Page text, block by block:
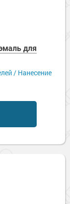
для
/ Нанесение